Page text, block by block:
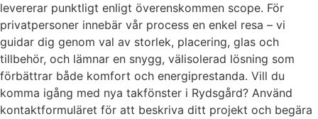
levererar punktligt enligt överenskommen scope. För
privatpersoner innebär vår process en enkel resa – vi
guidar dig genom val av storlek, placering, glas och
tillbehör, och lämnar en snygg, välisolerad lösning som
förbättrar både komfort och energiprestanda. Vill du
komma igång med nya takfönster i Rydsgård? Använd
kontaktformuläret för att beskriva ditt projekt och begära